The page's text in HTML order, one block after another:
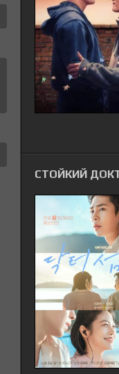
СТОЙКИЙ